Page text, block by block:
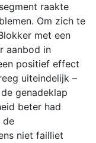
raakte
Om zich te
met een
aanbod in
positief effect
uiteindelijk –
genadeklap
beter had
de
niet failliet